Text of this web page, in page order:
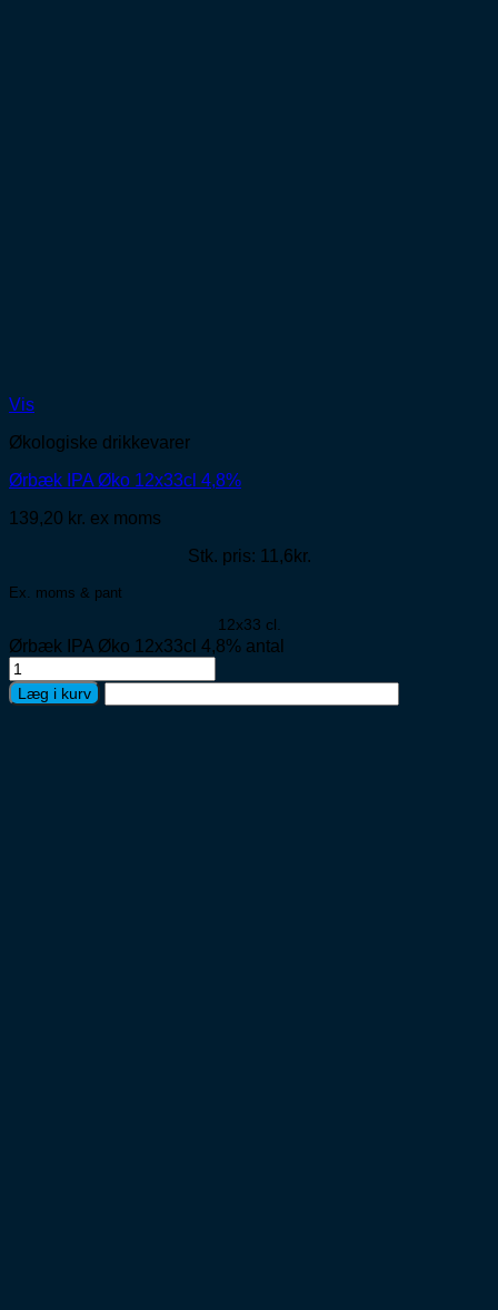
Vis
Økologiske drikkevarer
Ørbæk IPA Øko 12x33cl 4,8%
139,20 kr. ex moms
Stk. pris: 11,6kr.
Ex. moms & pant
12x33 cl.
Ørbæk IPA Øko 12x33cl 4,8% antal
Læg i kurv